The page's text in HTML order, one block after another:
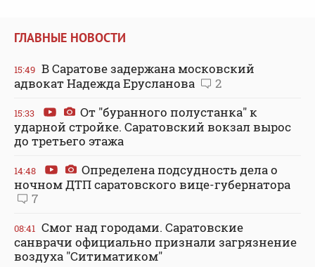
ГЛАВНЫЕ НОВОСТИ
15:49 В Саратове задержана московский
адвокат Надежда Ерусланова
2
15:33
От "буранного полустанка" к
ударной стройке. Саратовский вокзал вырос
до третьего этажа
14:48
Определена подсудность дела о
ночном ДТП саратовского вице-губернатора
7
08:41 Смог над городами. Саратовские
санврачи официально признали загрязнение
воздуха "Ситиматиком"